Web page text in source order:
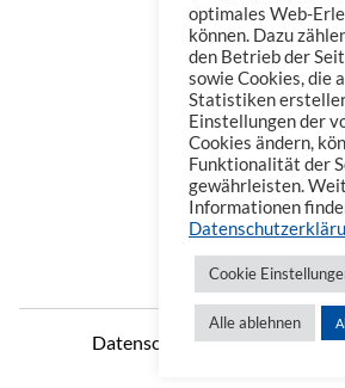
Phone: +423 235
Telefax: +423 235
Mail: office@vienna-
Datenschutzerklärung
optimales Web-
können. Dazu
den Betrieb der
sowie Cookies, die
Statistiken
Einstellungen der
Cookies ändern,
Funktionalität der
gewährleisten.
Informationen
Cookie
Alle ablehnen